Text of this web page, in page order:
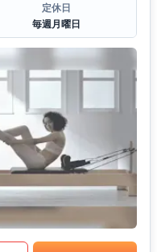
定休日
毎週月曜日